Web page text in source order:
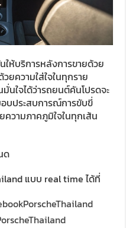
ให้บริการหลังการขายด้วย
ยความใส่ใจในทุกราย
นใจได้ว่ารถยนต์คันโปรดจะ
บประสบการณ์การขับขี่
วามภาคภูมิใจในทุกเส้น
ด
แบบ real time ได้ที่